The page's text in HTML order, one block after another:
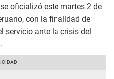
oficializó este martes 2 de
con la finalidad de
servicio ante la crisis del